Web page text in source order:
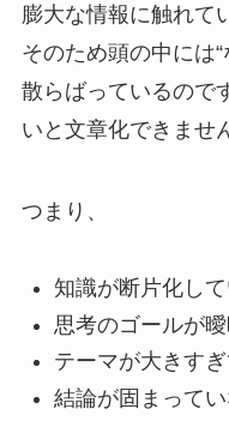
膨大な情報に触れて
そのため頭の中には
散らばっているので
いと文章化できませ
つまり、
知識が断片化し
思考のゴールが
テーマが大きす
結論が固まって